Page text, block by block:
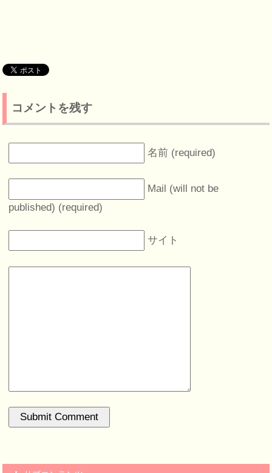
コメントを残す
名前 (required)
Mail (will not be
published) (required)
サイト